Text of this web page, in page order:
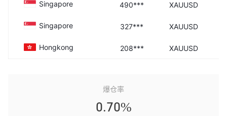
Singapore 490*** XAUUSD
Singapore 327*** XAUUSD
Hongkong 208*** XAUUSD
爆仓率
0.70%